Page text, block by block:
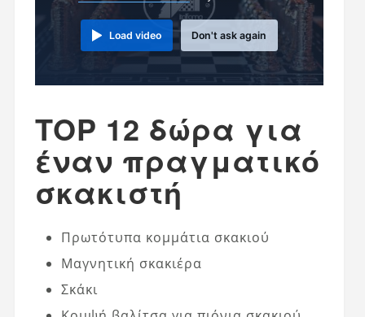
Load video Don't ask again
TOP 12 δώρα για
έναν πραγματικό
σκακιστή
Πρωτότυπα κομμάτια σκακιού
Μαγνητική σκακιέρα
Σκάκι